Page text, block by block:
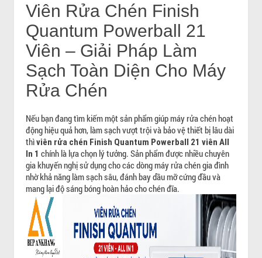
Viên Rửa Chén Finish
Quantum Powerball 21
Viên – Giải Pháp Làm
Sạch Toàn Diện Cho Máy
Rửa Chén
Nếu bạn đang tìm kiếm một sản phẩm giúp máy rửa chén hoạt
động hiệu quả hơn, làm sạch vượt trội và bảo vệ thiết bị lâu dài
thìviên rửa chén Finish Quantum Powerball 21 viên All
In 1 chính là lựa chọn lý tưởng. Sản phẩm được nhiều chuyên
gia khuyến nghị sử dụng cho các dòng máy rửa chén gia đình
nhờ khả năng làm sạch sâu, đánh bay dầu mỡ cứng đầu và
mang lại độ sáng bóng hoàn hảo cho chén đĩa.